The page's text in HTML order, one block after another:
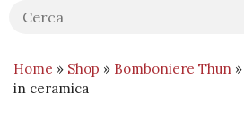
Home » Shop » Bomboniere Thun
in ceramica